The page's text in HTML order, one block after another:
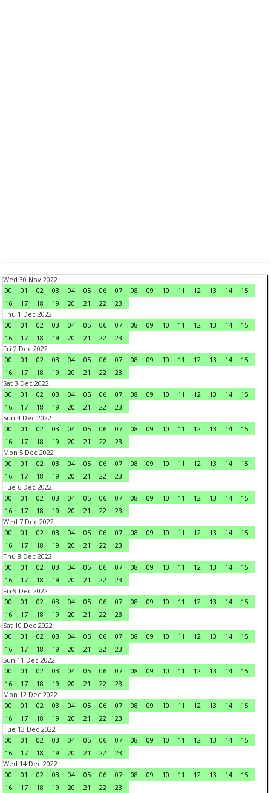
Wed 30 Nov 2022
00
01 02 03 04 05 06 07 08 09 10 11 12 13 14
15
16
17 18 19 20 21 22
23
Thu 1 Dec 2022
00
01 02 03 04 05 06 07 08 09 10 11 12 13 14
15
16
17 18 19 20 21 22
23
Fri 2 Dec 2022
00
01 02 03 04 05 06 07 08 09 10 11 12 13 14
15
16
17 18 19 20 21 22
23
Sat 3 Dec 2022
00
01 02 03 04 05 06 07 08 09 10 11 12 13 14
15
16
17 18 19 20 21 22
23
Sun 4 Dec 2022
00
01 02 03 04 05 06 07 08 09 10 11 12 13 14
15
16
17 18 19 20 21 22
23
Mon 5 Dec 2022
00
01 02 03 04 05 06 07 08 09 10 11 12 13 14
15
16
17 18 19 20 21 22
23
Tue 6 Dec 2022
00
01 02 03 04 05 06 07 08 09 10 11 12 13 14
15
16
17 18 19 20 21 22
23
Wed 7 Dec 2022
00
01 02 03 04 05 06 07 08 09 10 11 12 13 14
15
16
17 18 19 20 21 22
23
Thu 8 Dec 2022
00
01 02 03 04 05 06 07 08 09 10 11 12 13 14
15
16
17 18 19 20 21 22
23
Fri 9 Dec 2022
00
01 02 03 04 05 06 07 08 09 10 11 12 13 14
15
16
17 18 19 20 21 22
23
Sat 10 Dec 2022
00
01 02 03 04 05 06 07 08 09 10 11 12 13 14
15
16
17 18 19 20 21 22
23
Sun 11 Dec 2022
00
01 02 03 04 05 06 07 08 09 10 11 12 13 14
15
16
17 18 19 20 21 22
23
Mon 12 Dec 2022
00
01 02 03 04 05 06 07 08 09 10 11 12 13 14
15
16
17 18 19 20 21 22
23
Tue 13 Dec 2022
00
01 02 03 04 05 06 07 08 09 10 11 12 13 14
15
16
17 18 19 20 21 22
23
Wed 14 Dec 2022
00
01 02 03 04 05 06 07 08 09 10 11 12 13 14
15
16
17 18 19 20 21 22
23